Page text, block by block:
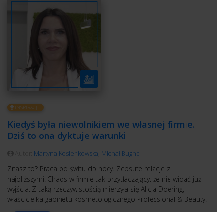
INSPIRACJE
Kiedyś była niewolnikiem we własnej firmie.
Dziś to ona dyktuje warunki
Martyna Kosienkowska Michał Bugno
Znasz to? Praca od świtu do nocy. Zepsute relacje z
najbliższymi. Chaos w firmie tak przytłaczający, że nie widać już
wyjścia. Z taką rzeczywistością mierzyła się Alicja Doering,
właścicielka gabinetu kosmetologicznego Professional & Beauty.